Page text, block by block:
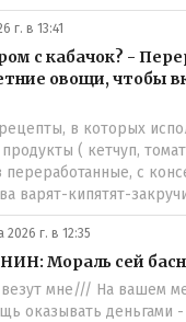
НДС подняли, порог
-
труба.
г. в 13:41
с кабачок? -
овощи, чтобы
в которых
( кетчуп,
переработанные, с
варят-кипятят-
2026 г. в 12:35
Мораль сей
мне/// На вашем
оказывать деньгами -